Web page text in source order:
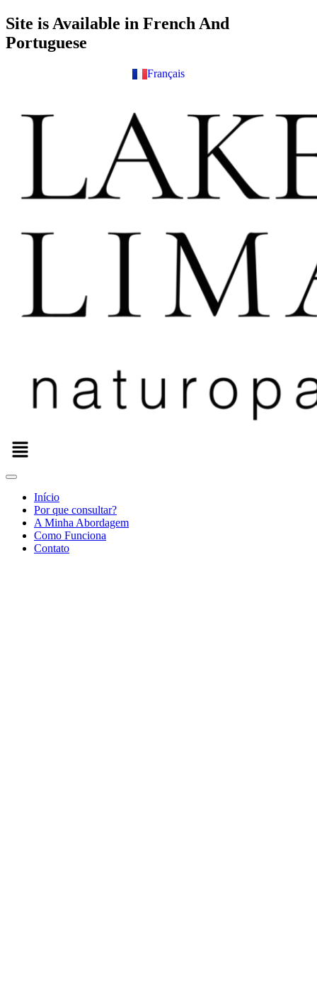
Skip
to
content
Site is Available in French And
Portuguese
Français
English
Menu
Início
Por que consultar?
A Minha Abordagem
Como Funciona
Contato